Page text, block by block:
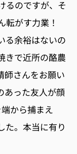
るのですが、そ
転がす力業！
る余裕はないの
きで近所の酪農
師さんをお願い
あった友人が顔
から捕まえ
た。本当に有り